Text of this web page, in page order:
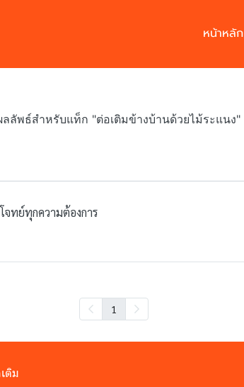
หน้าหลัก
ลลัพธ์สำหรับแท็ก "ต่อเติมข้างบ้านด้วยไม้ระแนง"
ทย์ทุกความต้องการ
1
ติม